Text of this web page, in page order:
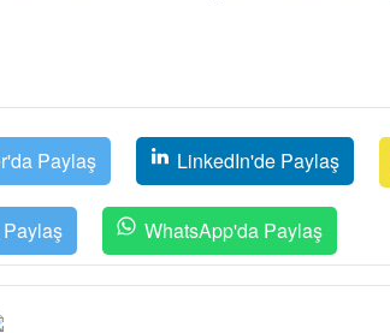
Paylaş LinkedIn'de Paylaş
WhatsApp'da Paylaş